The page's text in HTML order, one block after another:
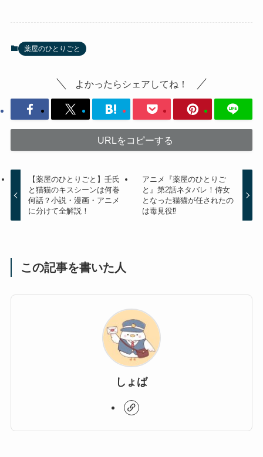
薬屋のひとりごと
よかったらシェアしてね！
URLをコピーする
【薬屋のひとりごと】壬氏
と猫猫のキスシーンは何巻
何話？小説・漫画・アニメ
に分けて全解説！
アニメ『薬屋のひとりご
と』第2話ネタバレ！侍女
となった猫猫が任されたの
は毒見役⁉
この記事を書いた人
しょば